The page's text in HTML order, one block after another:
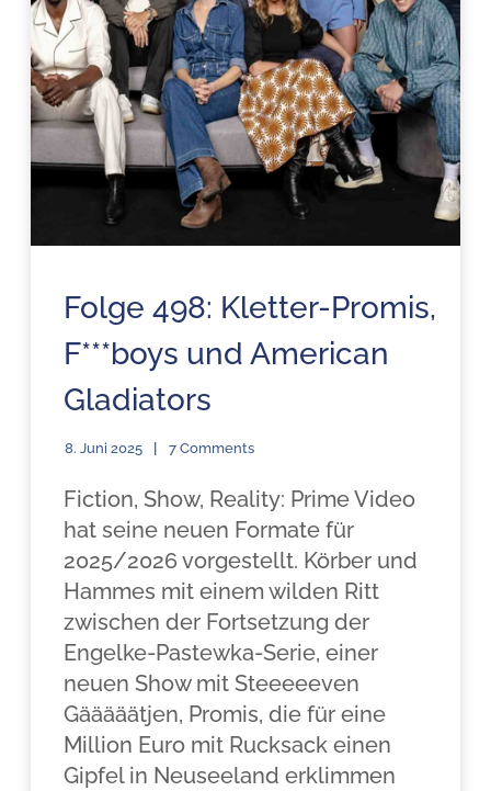
Folge 498: Kletter-Promis,
F***boys und American
Gladiators
8. Juni 2025 7 Comments
Fiction, Show, Reality: Prime Video
hat seine neuen Formate für
2025/2026 vorgestellt. Körber und
Hammes mit einem wilden Ritt
zwischen der Fortsetzung der
Engelke-Pastewka-Serie, einer
neuen Show mit Steeeeeven
Gääääätjen, Promis, die für eine
Million Euro mit Rucksack einen
Gipfel in Neuseeland erklimmen